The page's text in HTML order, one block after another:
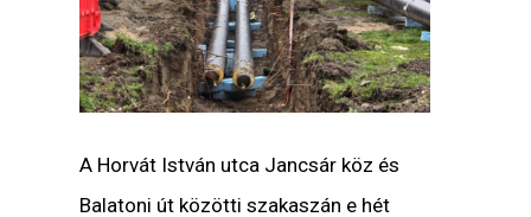
A Horvát István utca Jancsár köz és
Balatoni út közötti szakaszán e hét